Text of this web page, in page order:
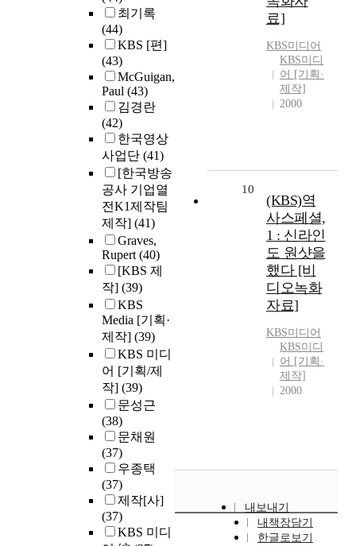
최기록
(44)
KBS [편]
(43)
McGuigan,
Paul (43)
김경란
(42)
한국영상
사업단 (41)
[한국방송
공사 기업열
전K1제작팀
제작] (41)
Graves,
Rupert(40)
[KBS 제
작] (39)
KBS
Media [기획·
제작] (39)
KBS 미디
어 [기획/제
작] (39)
문성근
(38)
문채원
(37)
우종택
(37)
제작[사]
(37)
KBS 미디
료]
KBS미디어
KBS미디
어 [기획·
제작]
2000
10
(KBS)역
사스페셜,
1 : 신라인
도 원샷을
했다 [비
디오녹화
자료]
KBS미디어
KBS미디
어 [기획·
제작]
2000
내보내기
내책장담기
한글로보기